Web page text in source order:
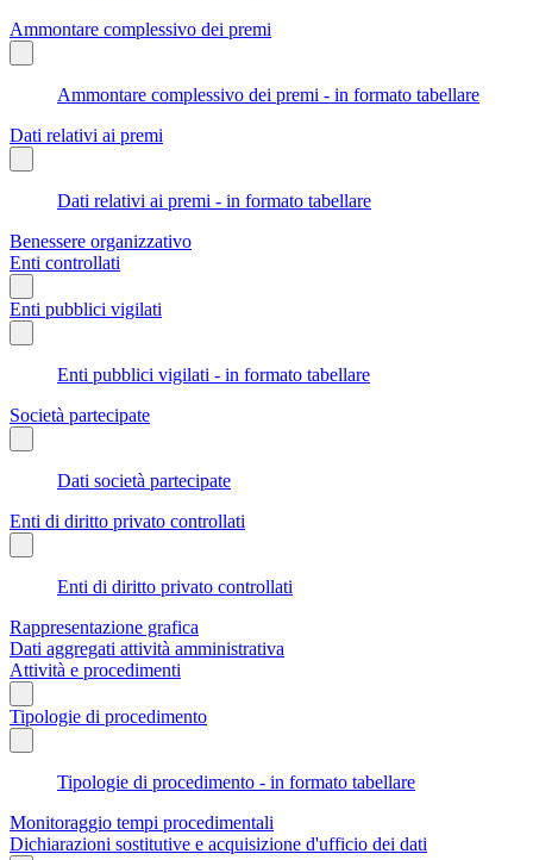
Ammontare complessivo dei premi
Ammontare complessivo dei premi - in formato tabellare
Dati relativi ai premi
Dati relativi ai premi - in formato tabellare
Benessere organizzativo
Enti controllati
Enti pubblici vigilati
Enti pubblici vigilati - in formato tabellare
Società partecipate
Dati società partecipate
Enti di diritto privato controllati
Enti di diritto privato controllati
Rappresentazione grafica
Dati aggregati attività amministrativa
Attività e procedimenti
Tipologie di procedimento
Tipologie di procedimento - in formato tabellare
Monitoraggio tempi procedimentali
Dichiarazioni sostitutive e acquisizione d'ufficio dei dati